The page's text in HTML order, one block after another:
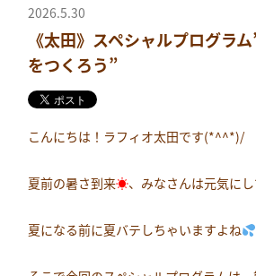
2026.5.30
《太田》スペシャルプログラ
をつくろう”
こんにちは！ラフィオ太田です(*^^*)/
夏前の暑さ到来☀、みなさんは元気に
夏になる前に夏バテしちゃいますよね